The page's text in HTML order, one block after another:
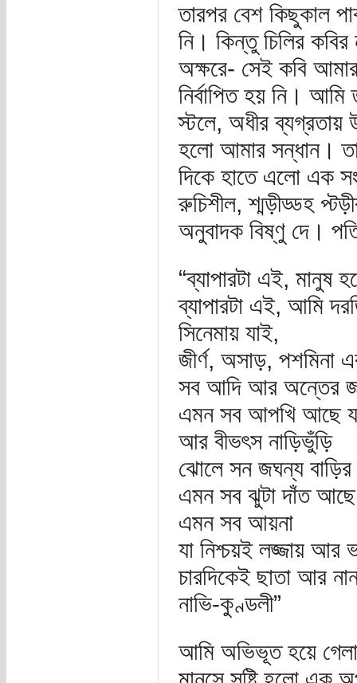
তারপর বেশ কিছুকাল
নি। কিন্তু চিলির
অক্ষরে- সেই কবি
নির্বাপিত হয় নি। আমি
স্টলে, অধীর ব্যগ্রতায়
হলো আমার সন্ধান।
দিকে হাতে এলো এক
রুচিশীল, শ্মড়ীড্ডহ
অনুবাদক বিষ্ণু দে।
“ব্যাপারটা এই, মানুষ
ব্যাপারটা এই, আমি
সিনেমায় যাই,
জীর্ণ, অসাড়, পশমিনা
সব আদি আর অন্তের
এমন সব আপখি আছে
আর বীভৎস নাড়িভুঁড়ি
ঝোলে সন জঘন্য
এমন সব ঝুটা দাঁত আছে
এমন সব আয়না
যা নিশ্চয়ই লজ্জায় আর
চারদিকেই ছাতা আর
নাভি-কুণ্ডলী”
আমি অভিভূত হয়ে